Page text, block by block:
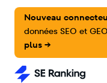
Nouveau
données SEO et
plus →